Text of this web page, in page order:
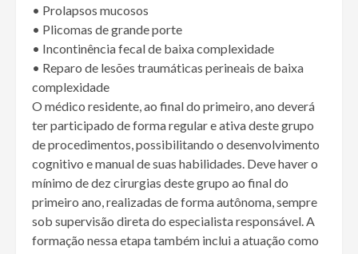
• Prolapsos mucosos
• Plicomas de grande porte
• Incontinência fecal de baixa complexidade
• Reparo de lesões traumáticas perineais de baixa
complexidade
O médico residente, ao final do primeiro, ano deverá
ter participado de forma regular e ativa deste grupo
de procedimentos, possibilitando o desenvolvimento
cognitivo e manual de suas habilidades. Deve haver o
mínimo de dez cirurgias deste grupo ao final do
primeiro ano, realizadas de forma autônoma, sempre
sob supervisão direta do especialista responsável. A
formação nessa etapa também inclui a atuação como